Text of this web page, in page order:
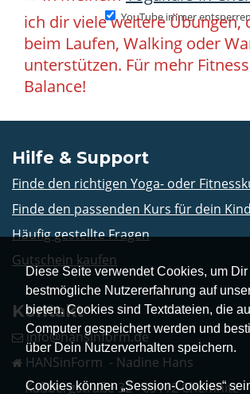
Diese Seite verwendet Cookies, um
bestmögliche Nutzererfahrung auf
bieten. Cookies sind Textdateien, die
Computer gespeichert werden und
über Dein Nutzerverhalten speichern.
Cookies können „Session-Cookies“
YouTube immer
ich dir viele weitere Übungen,
beim Laufen, Walking oder
unterstützen. Für mehr
Balance!
Hilfe & Support
Finde den richtigen Yoga- oder
Finde den passenden Kurs für dein Kind
Häufig gestellte Fragen
Gutschein kaufen
Kontakt
info@hansinform.de
HANSinForm - Nadine Hans
Kaßbergstraße 32 - 09112 Chemnitz